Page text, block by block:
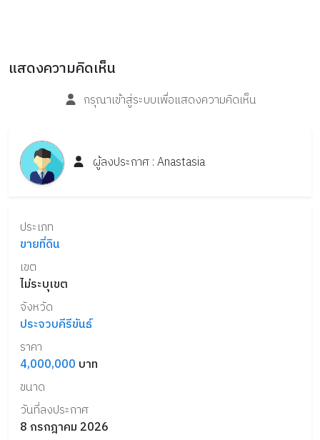
แสดงความคิดเห็น
กรุณาเข้าสู่ระบบเพื่อแสดงความคิดเห็น
ผู้ลงประกาศ :Anastasia
ประเภท
ขายที่ดิน
เขต
ไม่ระบุเขต
จังหวัด
ประจวบคีรีขันธ์
ราคา
4,000,000 บาท
ขนาด
วันที่ลงประกาศ
8 กรกฎาคม 2026